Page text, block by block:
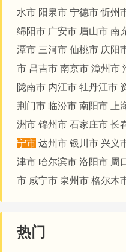
水市 阳泉市 宁德市 忻州
绵阳市 广安市 眉山市 南
潭市 三河市 仙桃市 庆阳
市 昌吉市 南京市 漳州市
陇南市 内江市 牡丹江市
荆门市 临汾市 南阳市 上
洲市 锦州市 石家庄市 长
宁市 达州市 银川市 兴义
津市 哈尔滨市 洛阳市 周
市 咸宁市 泉州市 格尔木
热门